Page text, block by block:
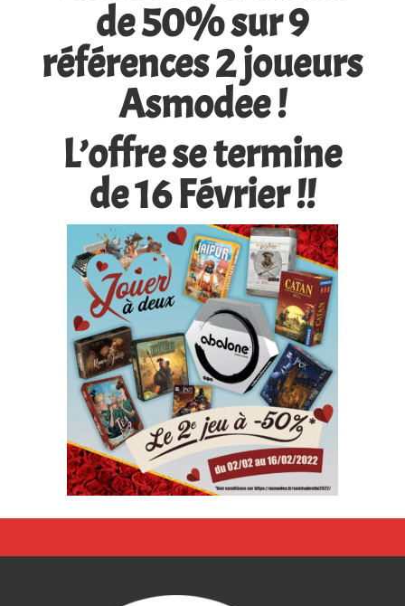
de 50% sur 9
références 2 joueurs
Asmodee!
L’offre se termine
de 16 Février !!